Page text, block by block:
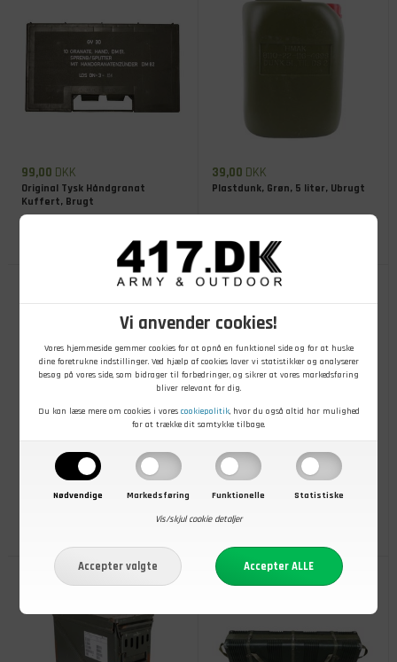
Vi anvender cookies!
Vores hjemmeside gemmer cookies for at opnå en funktionel side og for at huske
dine foretrukne indstillinger. Ved hjælp af cookies laver vi statistikker og analyserer
besøg på vores side, som bidrager til forbedringer, og sikrer at vores markedsføring
bliver relevant for dig.
Du kan læse mere om cookies i vores cookiepolitik, hvor du også altid har mulighed
for at trække dit samtykke tilbage.
Nødvendige Markedsføring Funktionelle
Statistiske
Vis/skjul cookie detaljer
99,00 DKK
Original Tysk Håndgranat
Kuffert, Brugt
39,00 DKK
Plastdunk, Grøn, 5 liter, Ubrugt
På lager- Køb nu
450,00 DKK
Plyfakasse, Grøn med alukant
49,00 DKK
Pose, Overtræk til
advarselsblink, Brugt